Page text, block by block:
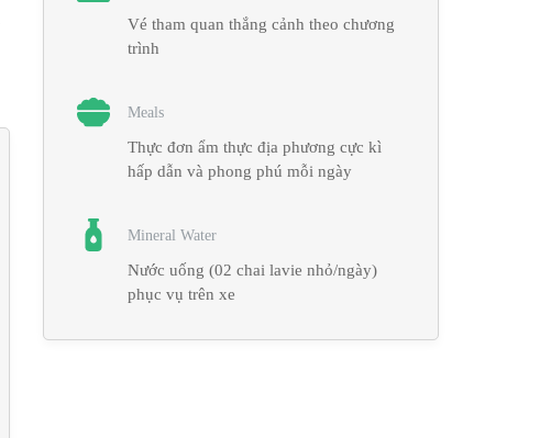
Vé tham quan thắng cảnh theo chương
trình
Meals
Thực đơn ẩm thực địa phương cực kì
hấp dẫn và phong phú mỗi ngày
Mineral Water
Nước uống (02 chai lavie nhỏ/ngày)
phục vụ trên xe